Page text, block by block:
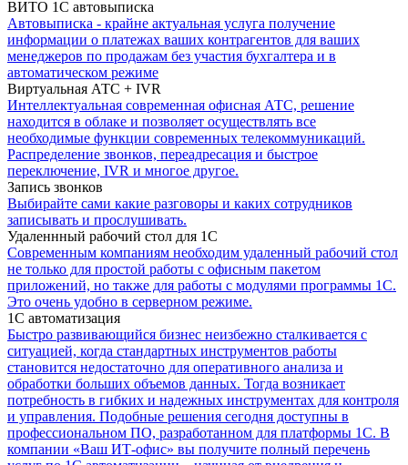
ВИТО 1С автовыписка
Автовыписка - крайне актуальная услуга получение
информации о платежах ваших контрагентов для ваших
менеджеров по продажам без участия бухгалтера и в
автоматическом режиме
Виртуальная АТС + IVR
Интеллектуальная современная офисная АТС, решение
находится в облаке и позволяет осуществлять все
необходимые функции современных телекоммуникаций.
Распределение звонков, переадресация и быстрое
переключение, IVR и многое другое.
Запись звонков
Выбирайте сами какие разговоры и каких сотрудников
записывать и прослушивать.
Удаленнный рабочий стол для 1С
Современным компаниям необходим удаленный рабочий стол
не только для простой работы с офисным пакетом
приложений, но также для работы с модулями программы 1С.
Это очень удобно в серверном режиме.
1С автоматизация
Быстро развивающийся бизнес неизбежно сталкивается с
ситуацией, когда стандартных инструментов работы
становится недостаточно для оперативного анализа и
обработки больших объемов данных. Тогда возникает
потребность в гибких и надежных инструментах для контроля
и управления. Подобные решения сегодня доступны в
профессиональном ПО, разработанном для платформы 1С. В
компании «Ваш ИТ-офис» вы получите полный перечень